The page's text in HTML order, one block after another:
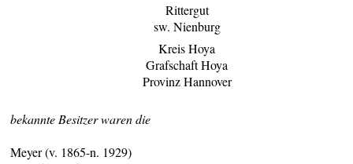
Rittergut
sw. Nienburg
Kreis Hoya
Grafschaft Hoya
Provinz Hannover
bekannte Besitzer waren die
Meyer (v. 1865-n. 1929)